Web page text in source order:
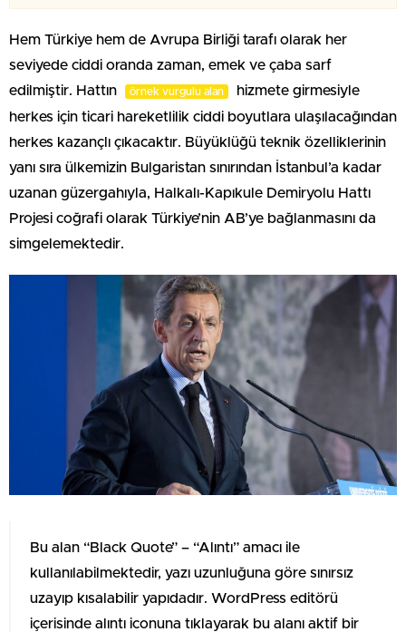
Hem Türkiye hem de Avrupa Birliği tarafı olarak her
seviyede ciddi oranda zaman, emek ve çaba sarf
edilmiştir. Hattın
örnek vurgulu alan
hizmete girmesiyle
herkes için ticari hareketlilik ciddi boyutlara ulaşılacağından
herkes kazançlı çıkacaktır. Büyüklüğü teknik özelliklerinin
yanı sıra ülkemizin Bulgaristan sınırından İstanbul’a kadar
uzanan güzergahıyla, Halkalı-Kapıkule Demiryolu Hattı
Projesi coğrafi olarak Türkiye’nin AB’ye bağlanmasını da
simgelemektedir.
Bu alan “Black Quote” – “Alıntı” amacı ile
kullanılabilmektedir, yazı uzunluğuna göre sınırsız
uzayıp kısalabilir yapıdadır. WordPress editörü
içerisinde alıntı iconuna tıklayarak bu alanı aktif bir